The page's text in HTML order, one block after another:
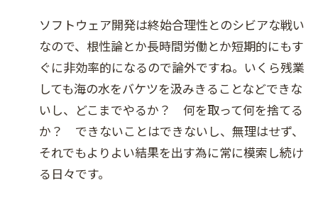
ソフトウェア開発は終始合理性とのシビアな戦い
なので、根性論とか長時間労働とか短期的にもす
ぐに非効率的になるので論外ですね。いくら残業
しても海の水をバケツを汲みきることなどできな
いし、どこまでやるか？ 何を取って何を捨てる
か？ できないことはできないし、無理はせず、
それでもよりよい結果を出す為に常に模索し続け
る日々です。